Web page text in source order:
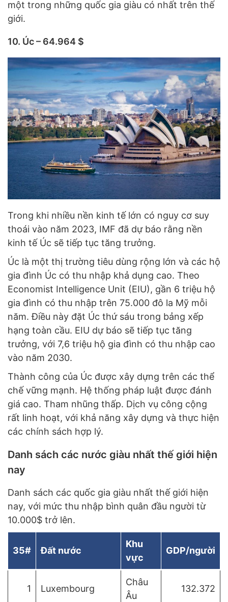
một trong những quốc gia giàu có nhất trên thế
giới.
10. Úc – 64.964 $
Trong khi nhiều nền kinh tế lớn có nguy cơ suy
thoái vào năm 2023, IMF đã dự báo rằng nền
kinh tế Úc sẽ tiếp tục tăng trưởng.
Úc là một thị trường tiêu dùng rộng lớn và các hộ
gia đình Úc có thu nhập khả dụng cao. Theo
Economist Intelligence Unit (EIU), gần 6 triệu hộ
gia đình có thu nhập trên 75.000 đô la Mỹ mỗi
năm. Điều này đặt Úc thứ sáu trong bảng xếp
hạng toàn cầu. EIU dự báo sẽ tiếp tục tăng
trưởng, với 7,6 triệu hộ gia đình có thu nhập cao
vào năm 2030.
Thành công của Úc được xây dựng trên các thể
chế vững mạnh. Hệ thống pháp luật được đánh
giá cao. Tham nhũng thấp. Dịch vụ công cộng
rất linh hoạt, với khả năng xây dựng và thực hiện
các chính sách hợp lý.
Danh sách các nước giàu nhất thế giới hiện
nay
Danh sách các quốc gia giàu nhất thế giới hiện
nay, với mức thu nhập bình quân đầu người từ
10.000$ trở lên.
35# Đất nước
Khu
vực
GDP/người
1 Luxembourg
Châu
Âu
132.372